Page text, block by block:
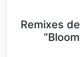
Remixes